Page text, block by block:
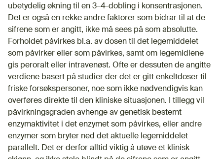
ubetydelig økning til en 3–4-dobling i konsentrasjonen.
Det er også en rekke andre faktorer som bidrar til at de
sifrene som er angitt, ikke må sees på som absolutte.
Forholdet påvirkes bl.a. av dosen til det legemiddelet
som påvirker eller som påvirkes, samt om legemidlene
gis peroralt eller intravenøst. Ofte er dessuten de angitte
verdiene basert på studier der det er gitt enkeltdoser til
friske forsøkspersoner, noe som ikke nødvendigvis kan
overføres direkte til den kliniske situasjonen. I tillegg vil
påvirkningsgraden avhenge av genetisk bestemt
enzymaktivitet i det enzymet som påvirkes, eller andre
enzymer som bryter ned det aktuelle legemiddelet
parallelt. Det er derfor alltid viktig å utøve et klinisk